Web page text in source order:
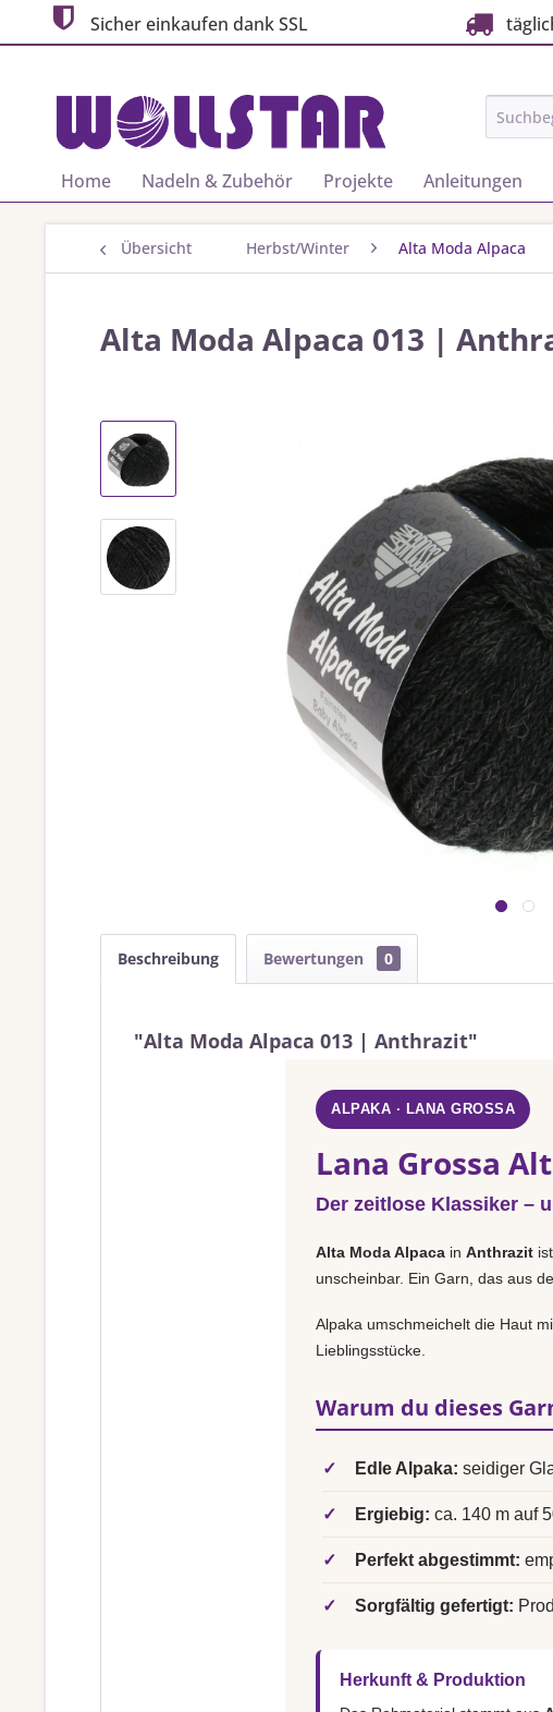
Sicher einkaufen dank SSL
Home Nadeln & Zubehör Projekte Anleitungen
Übersicht Herbst/Winter Alta Moda Alpaca
Alta Moda Alpaca 013 |
Beschreibung Bewertungen 0
"Alta Moda Alpaca 013 | Anthrazit"
ALPAKA · LANA GROSSA
Lana Grossa
Der zeitlose Klassiker –
Alta Moda Alpaca in Anthrazit
unscheinbar. Ein Garn, das aus
Alpaka umschmeichelt die Haut
Lieblingsstücke.
Warum du dieses
✓ Edle Alpaka: seidiger
✓ Ergiebig: ca. 140 m auf
✓ Perfekt abgestimmt:
✓ Sorgfältig gefertigt:
Herkunft & Produktion